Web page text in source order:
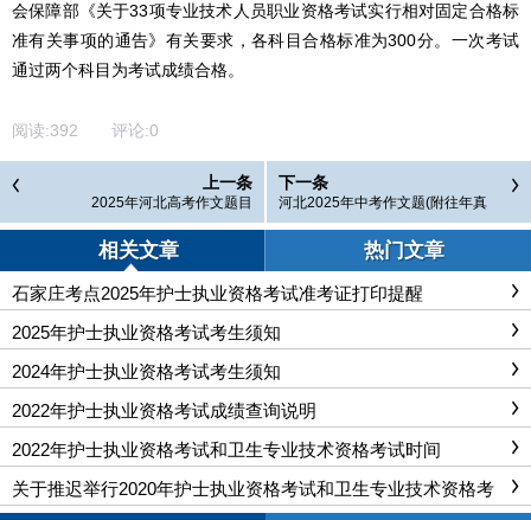
会保障部《关于33项专业技术人员职业资格考试实行相对固定合格标
准有关事项的通告》有关要求，各科目合格标准为300分。一次考试
通过两个科目为考试成绩合格。
阅读:392 评论:0
上一条
2025年河北高考作文题目
下一条
河北2025年中考作文题(附往年真
题)
相关文章 热门文章
石家庄考点2025年护士执业资格考试准考证打印提醒
2025年护士执业资格考试考生须知
2024年护士执业资格考试考生须知
2022年护士执业资格考试成绩查询说明
2022年护士执业资格考试和卫生专业技术资格考试时间
关于推迟举行2020年护士执业资格考试和卫生专业技术资格考
试的公告